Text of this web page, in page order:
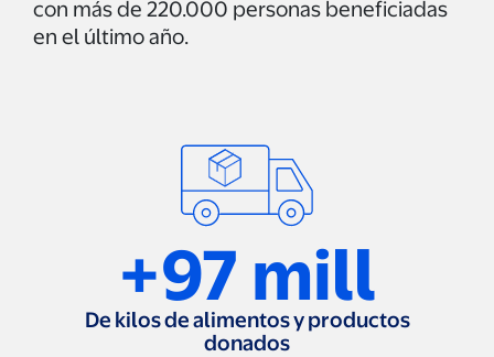
con más de 220.000 personas beneficiadas
en el último año.
+97 mill
De kilos de alimentos y productos
donados